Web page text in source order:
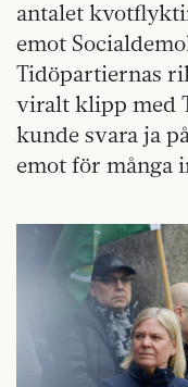
antalet
emot
Tidöpartiernas
viralt klipp med
kunde svara ja
emot för många